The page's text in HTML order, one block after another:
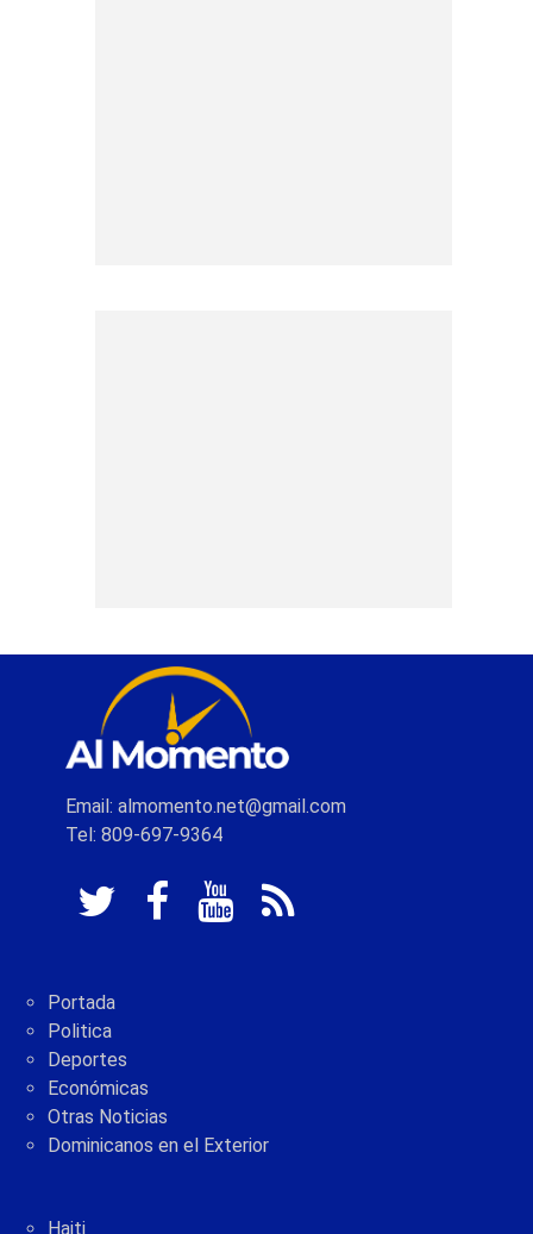
Email: almomento.net@gmail.com
Tel: 809-697-9364
Portada
Politica
Deportes
Económicas
Otras Noticias
Dominicanos en el Exterior
Haiti